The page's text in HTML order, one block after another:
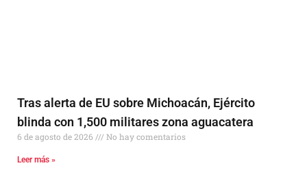
Tras alerta de EU sobre Michoacán, Ejército
blinda con 1,500 militares zona aguacatera
6 de agosto de 2026 No hay comentarios
Leer más »